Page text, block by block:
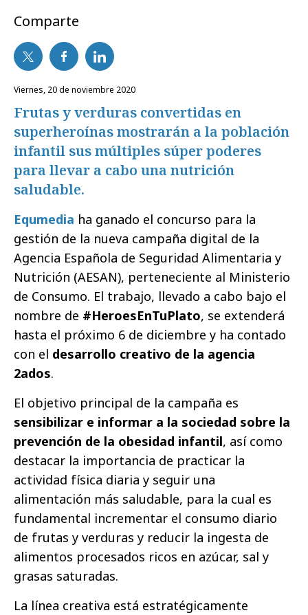
Comparte
viernes, 20 de noviembre 2020
Frutas y verduras convertidas en
superheroínas mostrarán a la población
infantil sus múltiples súper poderes
para llevar a cabo una nutrición
saludable.
Equmedia ha ganado el concurso para la
gestión de la nueva campaña digital de la
Agencia Española de Seguridad Alimentaria y
Nutrición (AESAN), perteneciente al Ministerio
de Consumo. El trabajo, llevado a cabo bajo el
nombre de #HeroesEnTuPlato, se extenderá
hasta el próximo 6 de diciembre y ha contado
con el desarrollo creativo de la agencia
2ados.
El objetivo principal de la campaña es
sensibilizar e informar a la sociedad sobre la
prevención de la obesidad infantil, así como
destacar la importancia de practicar la
actividad física diaria y seguir una
alimentación más saludable, para la cual es
fundamental incrementar el consumo diario
de frutas y verduras y reducir la ingesta de
alimentos procesados ricos en azúcar, sal y
grasas saturadas.
La línea creativa está estratégicamente